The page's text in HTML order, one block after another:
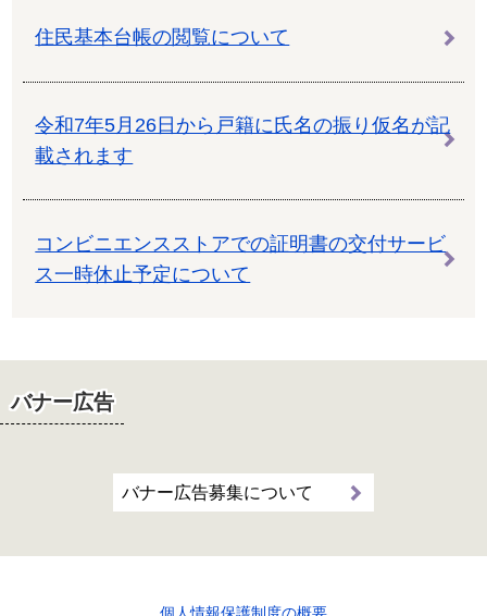
住民基本台帳の閲覧について
令和7年5月26日から戸籍に氏名の振り仮名が記
載されます
コンビニエンスストアでの証明書の交付サービ
ス一時休止予定について
バナー広告
バナー広告募集について
個人情報保護制度の概要